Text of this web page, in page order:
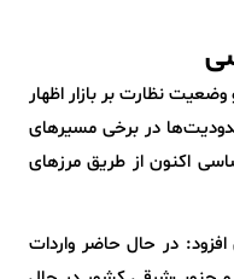
وضعیت نظارت بر بازار اظهار
در برخی مسیرهای
اکنون از طریق مرزهای
در حال حاضر واردات